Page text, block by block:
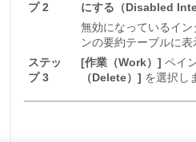
プ 2
にする（Disabled
無効になっているイン
ンの要約テーブルに表
ステッ
プ 3
[作業（Work）] ペイ
（Delete）] を選択し